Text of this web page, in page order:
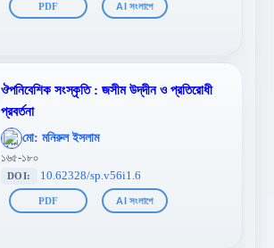
PDF AI সংলাপে
ঔপনিবেশিক সংস্কৃতি : জসীম উদ্‌দীন ও প্রতিরোধী
প্রবর্তনা
';
};">
মো: মনিরুল ইসলাম
১৬৫-১৮০
DOI: 10.62328/sp.v56i1.6
PDF AI সংলাপে